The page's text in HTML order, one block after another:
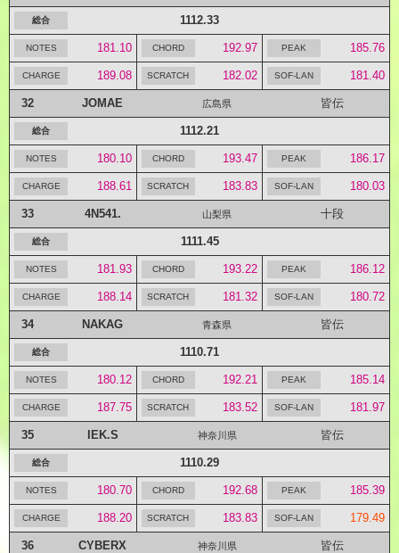
1112.33
181.10 192.97 185.76
189.08 182.02 181.40
32 JOMAE 広島県 皆伝
1112.21
180.10 193.47 186.17
188.61 183.83 180.03
33 4N541. 山梨県 十段
1111.45
181.93 193.22 186.12
188.14 181.32 180.72
34 NAKAG 青森県 皆伝
1110.71
180.12 192.21 185.14
187.75 183.52 181.97
35 IEK.S 神奈川県 皆伝
1110.29
180.70 192.68 185.39
188.20 183.83 179.49
36 CYBERX 神奈川県 皆伝